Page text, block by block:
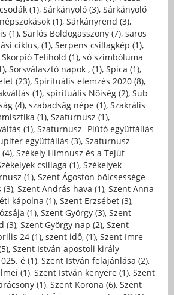
(1), Sárkányölő (3), Sárkányölő
(1), Sárkányrend (3),
(1), Sarlós Boldogasszony (7), saros
ciklus, (1), Serpens csillagkép (1),
Skorpió Telihold (1), só szimbóluma
, Sorsválasztó napok , (1), Spica (1),
(23), Spirituális elemzés 2020 (8),
(1), spirituális Nőiség (2), Sub
(4), szabadság népe (1), Szakrális
(1), Szaturnusz (1),
(1), Szaturnusz- Plútó együttállás
együttállás (3), Szaturnusz-
, Székely Himnusz és a Tejút
csillaga (1), Székelyek
(1), Szent Ágoston bölcsessége
(3), Szent András hava (1), Szent Anna
kápolna (1), Szent Erzsébet (3),
(1), Szent György (3), Szent
(3), Szent György nap (2), Szent
24 (1), szent idő, (1), Szent Imre
, Szent István apostoli király
é (1), Szent István felajánlása (2),
(1), Szent István kenyere (1), Szent
(1), Szent Korona (6), Szent